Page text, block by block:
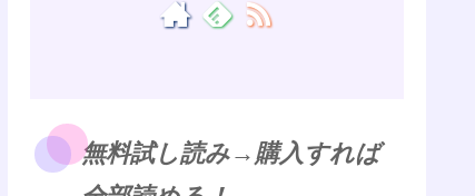
無料試し読み→購入すれば